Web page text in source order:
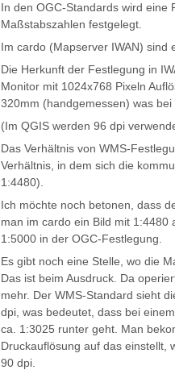
In den OGC-Standards wird eine
Maßstabszahlen festgelegt.
Im cardo (Mapserver IWAN) sind
Die Herkunft der Festlegung in
Monitor mit 1024x768 Pixeln
320mm (handgemessen) was
(Im QGIS werden 96 dpi
Das Verhältnis von WMS-
Verhältnis, in dem sich die
1:4480).
Ich möchte noch betonen, dass
man im cardo ein Bild mit
1:5000 in der OGC-Festlegung.
Es gibt noch eine Stelle, wo die
Das ist beim Ausdruck. Da
mehr. Der WMS-Standard sieht
dpi, was bedeutet, dass bei
ca. 1:3025 runter geht. Man
Druckauflösung auf das einstellt,
90 dpi.